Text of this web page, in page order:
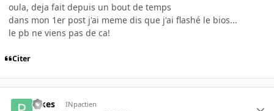
oula, deja fait depuis un bout de temps
dans mon 1er post j'ai meme dis que j'ai flashé le bios...
le pb ne viens pas de ca!
Citer
Pikes INpactien